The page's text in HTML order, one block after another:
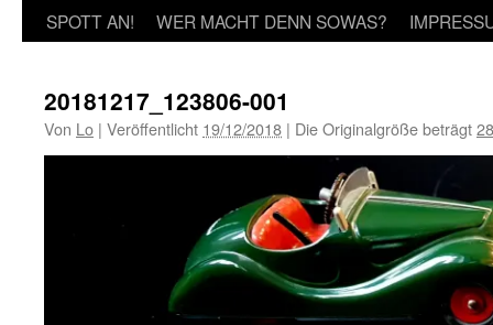
SPOTT AN! WER MACHT DENN SOWAS?
20181217_123806-001
Von Lo | Veröffentlicht 19/12/2018 | Die Originalgröße beträgt